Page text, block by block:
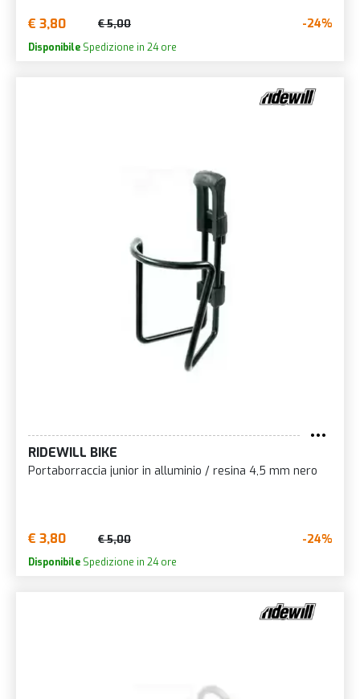
€ 3,80 € 5,00 -24%
Disponibile Spedizione in 24 ore
RIDEWILL BIKE
Portaborraccia junior in alluminio / resina 4,5 mm nero
€ 3,80 € 5,00 -24%
Disponibile Spedizione in 24 ore